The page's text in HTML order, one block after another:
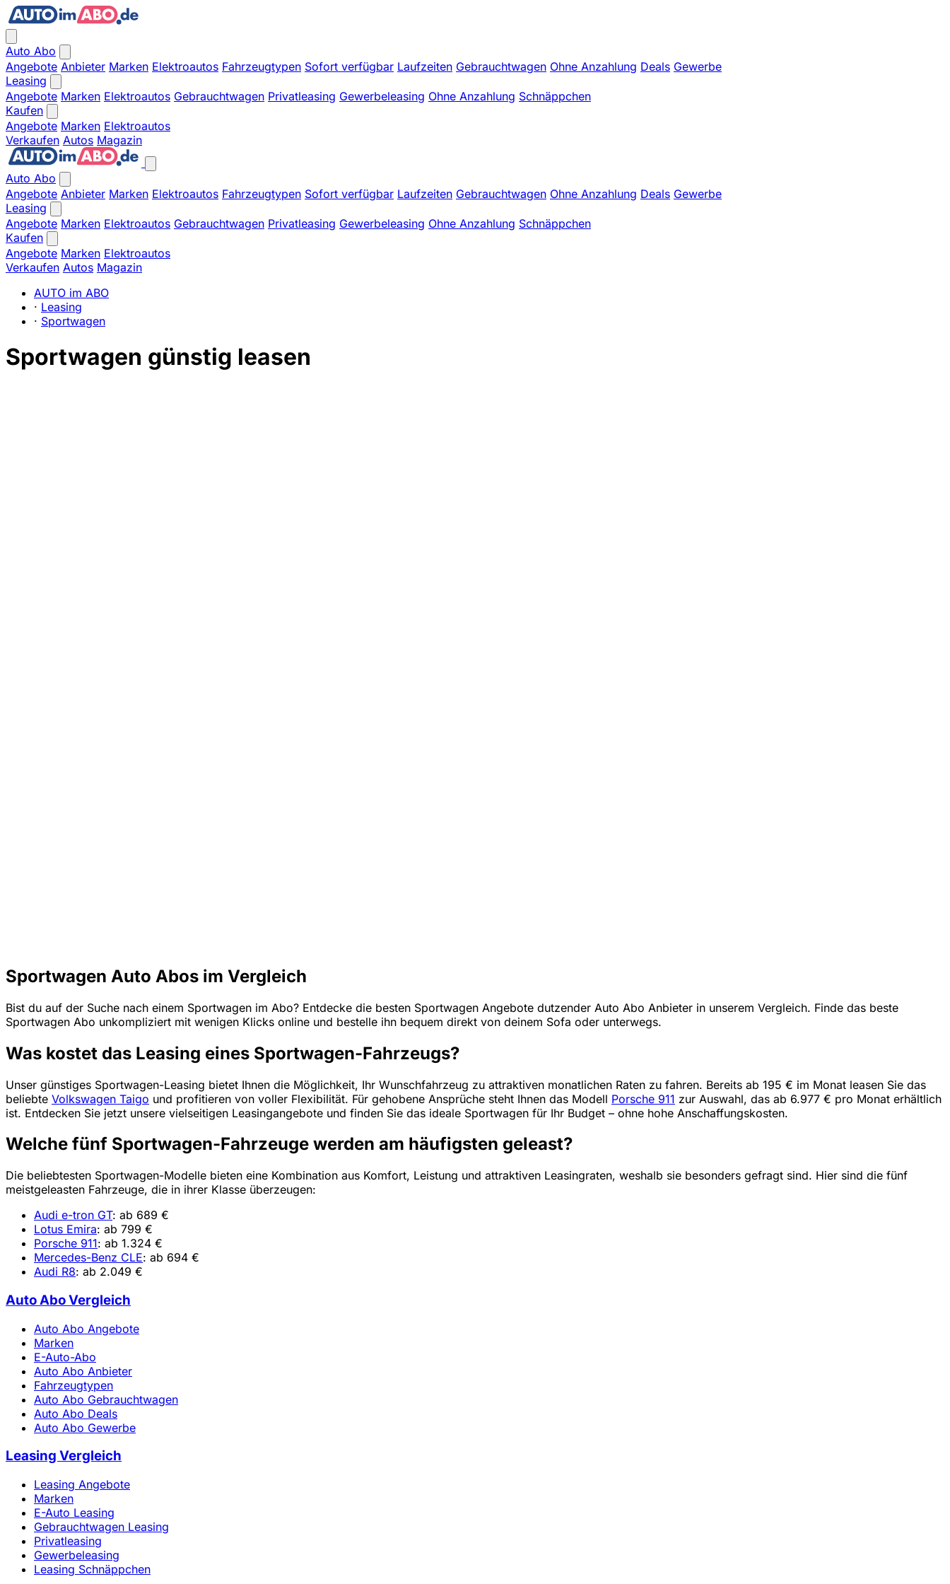
Auto Abo
Angebote Anbieter Marken Elektroautos Fahrzeugtypen Sofort verfügbar Laufzeiten Gebrauchtwagen Ohne Anzahlung Deals Gewerbe
Leasing
Angebote Marken Elektroautos Gebrauchtwagen Privatleasing Gewerbeleasing Ohne Anzahlung Schnäppchen
Kaufen
Angebote Marken Elektroautos
Verkaufen Autos Magazin
Auto Abo
Angebote Anbieter Marken Elektroautos Fahrzeugtypen Sofort verfügbar Laufzeiten Gebrauchtwagen Ohne Anzahlung Deals Gewerbe
Leasing
Angebote Marken Elektroautos Gebrauchtwagen Privatleasing Gewerbeleasing Ohne Anzahlung Schnäppchen
Kaufen
Angebote Marken Elektroautos
Verkaufen Autos Magazin
AUTO im ABO
· Leasing
· Sportwagen
Sportwagen günstig leasen
Sportwagen Auto Abos im Vergleich
Bist du auf der Suche nach einem Sportwagen im Abo? Entdecke die besten Sportwagen Angebote dutzender Auto Abo Anbieter in unserem Vergleich. Finde das beste
Sportwagen Abo unkompliziert mit wenigen Klicks online und bestelle ihn bequem direkt von deinem Sofa oder unterwegs.
Was kostet das Leasing eines Sportwagen-Fahrzeugs?
Unser günstiges Sportwagen-Leasing bietet Ihnen die Möglichkeit, Ihr Wunschfahrzeug zu attraktiven monatlichen Raten zu fahren. Bereits ab 195 € im Monat leasen Sie das
beliebte Volkswagen Taigo und profitieren von voller Flexibilität. Für gehobene Ansprüche steht Ihnen das Modell Porsche 911 zur Auswahl, das ab 6.977 € pro Monat erhältlich
ist. Entdecken Sie jetzt unsere vielseitigen Leasingangebote und finden Sie das ideale Sportwagen für Ihr Budget – ohne hohe Anschaffungskosten.
Welche fünf Sportwagen-Fahrzeuge werden am häufigsten geleast?
Die beliebtesten Sportwagen-Modelle bieten eine Kombination aus Komfort, Leistung und attraktiven Leasingraten, weshalb sie besonders gefragt sind. Hier sind die fünf
meistgeleasten Fahrzeuge, die in ihrer Klasse überzeugen:
Audi e-tron GT: ab 689 €
Lotus Emira: ab 799 €
Porsche 911: ab 1.324 €
Mercedes-Benz CLE: ab 694 €
Audi R8: ab 2.049 €
Auto Abo Vergleich
Auto Abo Angebote
Marken
E-Auto-Abo
Auto Abo Anbieter
Fahrzeugtypen
Auto Abo Gebrauchtwagen
Auto Abo Deals
Auto Abo Gewerbe
Leasing Vergleich
Leasing Angebote
Marken
E-Auto Leasing
Gebrauchtwagen Leasing
Privatleasing
Gewerbeleasing
Leasing Schnäppchen